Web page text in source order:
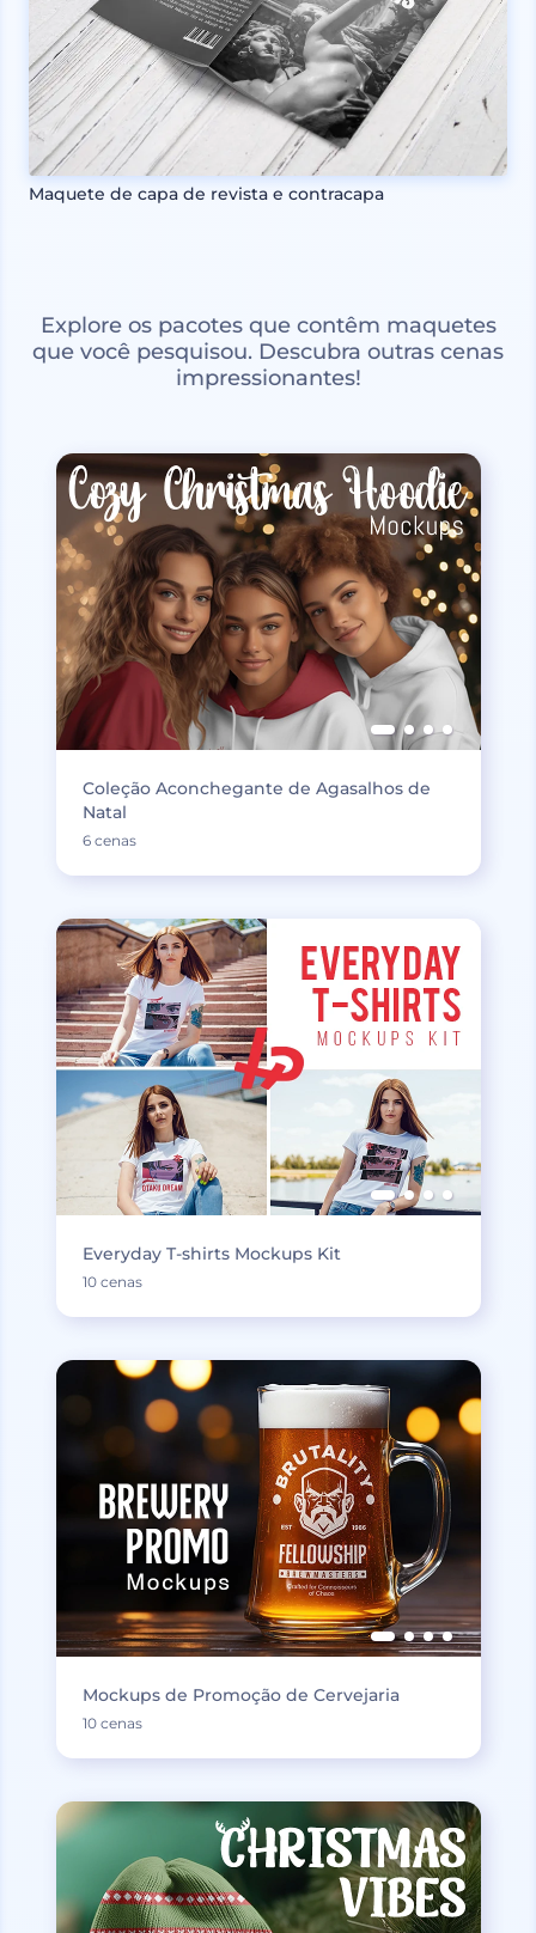
Maquete de capa de revista e contracapa
Explore os pacotes que contêm maquetes
que você pesquisou. Descubra outras cenas
impressionantes!
Coleção Aconchegante de Agasalhos de
Natal
6 cenas
Everyday T-shirts Mockups Kit
10 cenas
Mockups de Promoção de Cervejaria
10 cenas